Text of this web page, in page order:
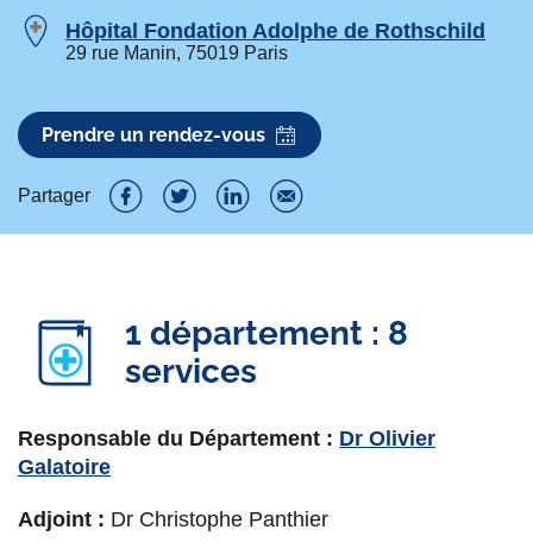
Hôpital Fondation Adolphe de Rothschild
29 rue Manin, 75019 Paris
Prendre un rendez-vous
Partager
P
g
e
r
P
r
t
g
r
P
r
t
g
r
P
r
t
g
r
1 département : 8
services
Responsable du Département : Dr Olivier
Galatoire
Adjoint : Dr Christophe Panthier